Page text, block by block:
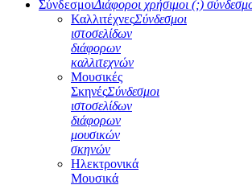
ΣύνδεσμοιΔιάφοροι χρήσιμοι (;)
ΚαλλιτέχνεςΣύνδεσμοι
ιστοσελίδων
διάφορων
καλλιτεχνών
Μουσικές
ΣκηνέςΣύνδεσμοι
ιστοσελίδων
διάφορων
μουσικών
σκηνών
Ηλεκτρονικά
Μουσικά